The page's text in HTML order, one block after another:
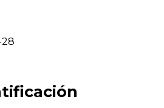
28